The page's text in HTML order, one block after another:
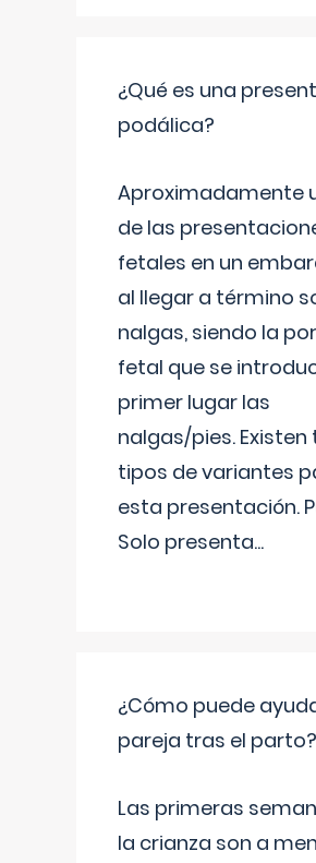
¿Qué es una
podálica?
Aproximadamente
de las
fetales en un
al llegar a término
nalgas, siendo la
fetal que se
primer lugar las
nalgas/pies. Existen
tipos de variantes
esta presentación.
Solo presenta...
¿Cómo puede
pareja tras el parto?
Las primeras
la crianza son a